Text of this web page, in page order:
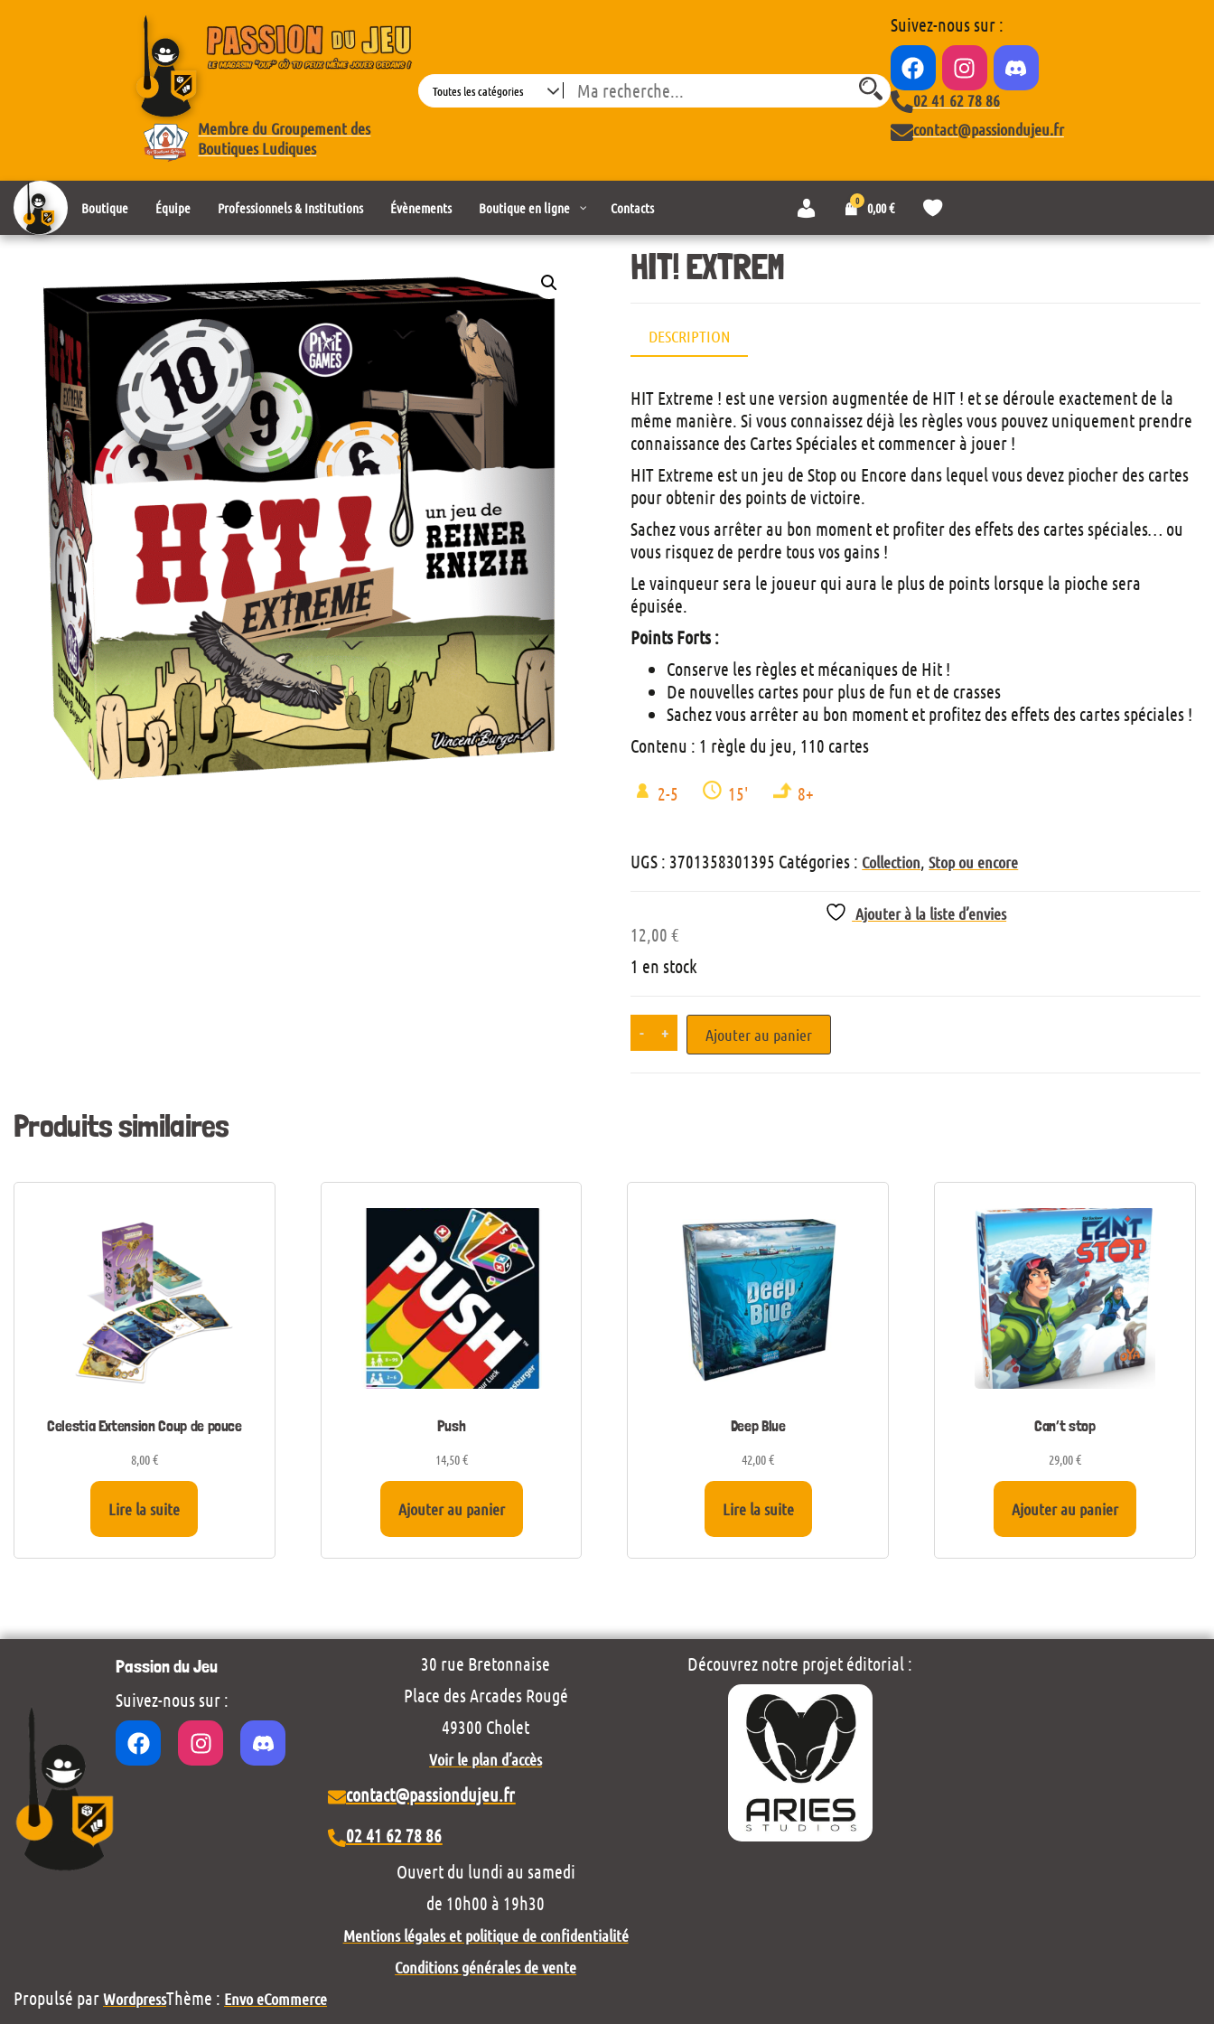
Membre du Groupement des
Boutiques Ludiques
Search
Suivez-nous sur :
02 41 62 78 86
contact@passiondujeu.fr
Boutique Équipe Professionnels & Institutions Évènements Boutique en ligne Contacts
n
0 0,00€
s
t
s
HIT! EXTREM
DESCRIPTION
HIT Extreme ! est une version augmentée de HIT ! et se déroule exactement de la
même manière. Si vous connaissez déjà les règles vous pouvez uniquement prendre
connaissance des Cartes Spéciales et commencer à jouer !
HIT Extreme est un jeu de Stop ou Encore dans lequel vous devez piocher des cartes
pour obtenir des points de victoire.
Sachez vous arrêter au bon moment et profiter des effets des cartes spéciales… ou
vous risquez de perdre tous vos gains !
Le vainqueur sera le joueur qui aura le plus de points lorsque la pioche sera
épuisée.
Points Forts :
Conserve les règles et mécaniques de Hit !
De nouvelles cartes pour plus de fun et de crasses
Sachez vous arrêter au bon moment et profitez des effets des cartes spéciales !
Contenu : 1 règle du jeu, 110 cartes
2-5 15' 8+
UGS : 3701358301395 Catégories : Collection ,Stop ou encore
Ajouter à la liste d’envies
12,00€
1 en stock
- + Ajouter au panier
Produits similaires
Celestia Extension Coup de pouce
8,00€
Lire la suite
Push
14,50€
Ajouter au panier
Deep Blue
42,00€
Lire la suite
Can’t stop
29,00€
Ajouter au panier
Passion du Jeu
Suivez-nous sur :
30 rue Bretonnaise
Place des Arcades Rougé
49300 Cholet
Voir le plan d’accès
contact@passiondujeu.fr
02 41 62 78 86
Ouvert du lundi au samedi
de 10h00 à 19h30
Découvrez notre projet éditorial :
Mentions légales et politique de confidentialité
Conditions générales de vente
Propulsé parWordpressThème : Envo eCommerce